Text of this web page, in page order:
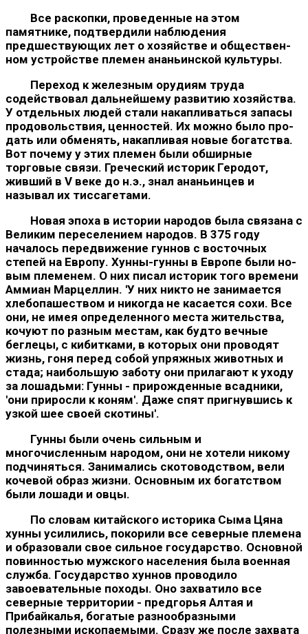
Все раскопки, проведенные на этом
памятнике, подтвер­дили наблюдения
предшествующих лет о хозяйстве и обществен­
ном устройстве племен ананьинской культуры.
Переход к железным орудиям труда
содействовал дальней­шему развитию хозяйства.
У отдельных людей стали накапли­ваться запасы
продовольствия, ценностей. Их можно было про­
дать или обменять, накапливая новые богатства.
Вот почему у этих племен были обширные
торговые связи. Греческий историк Геродот,
живший в V веке до н.э., знал ананьинцев и
называл их тиссагетами.
Новая эпоха в истории народов была связана с
Великим пере­селением народов. В 375 году
началось передвижение гуннов с восточных
степей на Европу. Хунны-гунны в Европе были но­
вым племенем. О них писал историк того времени
Аммиан Мар­целлин. 'У них никто не занимается
хлебопашеством и никогда не касается сохи. Все
они, не имея определенного места житель­ства,
кочуют по разным местам, как будто вечные
беглецы, с ки­битками, в которых они проводят
жизнь, гоня перед собой уп­ряжных животных и
стада; наибольшую заботу они прилагают к уходу
за лошадьми: Гунны - прирожденные всадники,
'они приросли к коням'. Даже спят пригнувшись к
узкой шее своей скотины'.
Гунны были очень сильным и
многочисленным народом, они не хотели никому
подчиняться. Занимались скотоводством, вели
кочевой образ жизни. Основным их богатством
были ло­шади и овцы.
По словам китайского историка Сыма Цяна
хунны усили­лись, покорили все северные племена
и образовали свое сильное государство. Основной
повинностью мужского населения была военная
служба. Государство хуннов проводило
завоевательные походы. Оно захватило все
северные территории - предгорья Ал­тая и
Прибайкалья, богатые разнообразными
полезными иско­паемыми. Сразу же после захвата